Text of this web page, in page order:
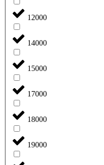
12000
14000
15000
17000
18000
19000